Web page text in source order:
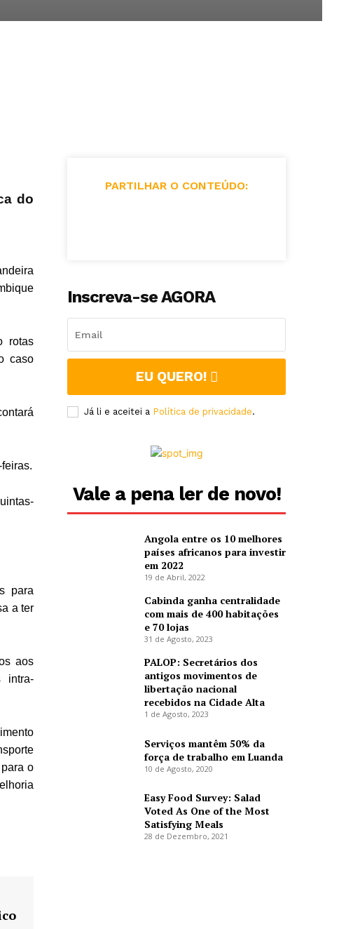
do
rotas
caso
para
a ter
aos
intra-
o
PARTILHAR O CONTEÚDO:
Inscreva-se AGORA
EU QUERO!
Já li e aceitei a Política de privacidade.
Vale a pena ler de novo!
Angola entre os 10 melhores
países africanos para investir
em 2022
19 de Abril, 2022
Cabinda ganha centralidade
com mais de 400 habitações
e 70 lojas
31 de Agosto, 2023
PALOP: Secretários dos
antigos movimentos de
libertação nacional
recebidos na Cidade Alta
1 de Agosto, 2023
Serviços mantêm 50% da
força de trabalho em Luanda
10 de Agosto, 2020
Easy Food Survey: Salad
Voted As One of the Most
Satisfying Meals
28 de Dezembro, 2021